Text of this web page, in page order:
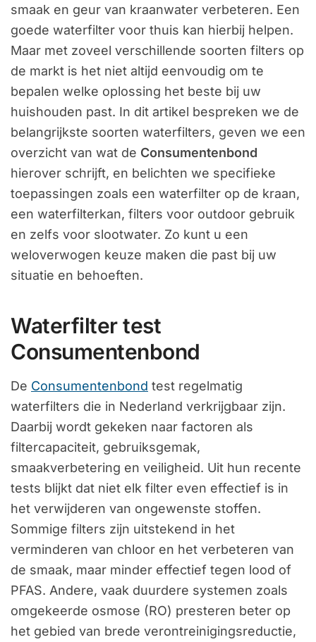
smaak en geur van kraanwater verbeteren. Een
goede waterfilter voor thuis kan hierbij helpen.
Maar met zoveel verschillende soorten filters op
de markt is het niet altijd eenvoudig om te
bepalen welke oplossing het beste bij uw
huishouden past. In dit artikel bespreken we de
belangrijkste soorten waterfilters, geven we een
overzicht van wat de Consumentenbond
hierover schrijft, en belichten we specifieke
toepassingen zoals een waterfilter op de kraan,
een waterfilterkan, filters voor outdoor gebruik
en zelfs voor slootwater. Zo kunt u een
weloverwogen keuze maken die past bij uw
situatie en behoeften.
Waterfilter test
Consumentenbond
De Consumentenbond test regelmatig
waterfilters die in Nederland verkrijgbaar zijn.
Daarbij wordt gekeken naar factoren als
filtercapaciteit, gebruiksgemak,
smaakverbetering en veiligheid. Uit hun recente
tests blijkt dat niet elk filter even effectief is in
het verwijderen van ongewenste stoffen.
Sommige filters zijn uitstekend in het
verminderen van chloor en het verbeteren van
de smaak, maar minder effectief tegen lood of
PFAS. Andere, vaak duurdere systemen zoals
omgekeerde osmose (RO) presteren beter op
het gebied van brede verontreinigingsreductie,